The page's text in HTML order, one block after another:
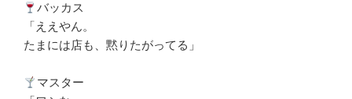
バッカス
「ええやん。
たまには店も、黙りたがってる」
マスター